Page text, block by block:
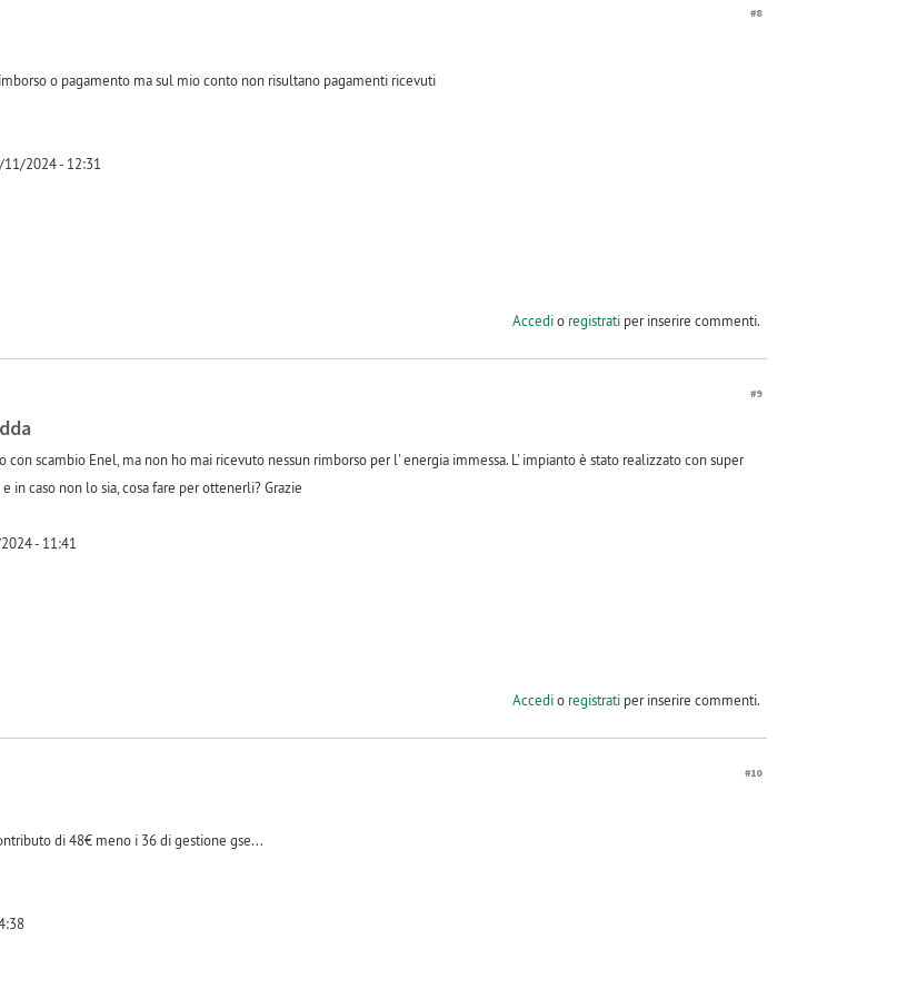
#8
o pagamento ma sul mio conto non risultano pagamenti ricevuti
2024 - 12:31
Accedio registratiper inserire commenti.
#9
scambio Enel, ma non ho mai ricevuto nessun rimborso per l' energia immessa. L' impianto è stato realizzato con super
in caso non lo sia, cosa fare per ottenerli? Grazie
- 11:41
Accedio registratiper inserire commenti.
#10
di 48€ meno i 36 di gestione gse...